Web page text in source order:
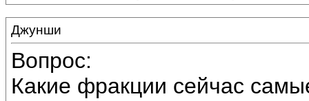
Джунши
Вопрос:
Какие фракции сейчас